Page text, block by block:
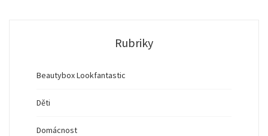
Rubriky
Beautybox Lookfantastic
Děti
Domácnost